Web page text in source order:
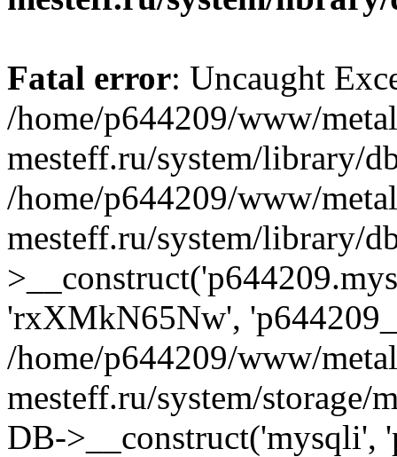
Fatal error: Uncaught
/home/p644209/www/
mesteff.ru/system/library/
/home/p644209/www/
mesteff.ru/system/library/
'rxXMkN65Nw',
/home/p644209/www/
mesteff.ru/system/
DB->__construct('mysqli',